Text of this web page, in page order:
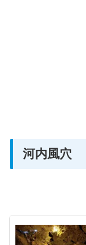
河内風穴